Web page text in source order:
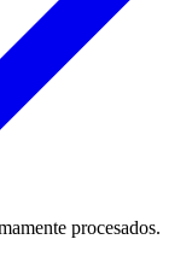
procesados.